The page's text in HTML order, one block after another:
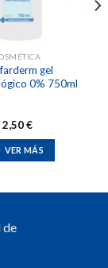
gel
0% 750ml
2,50€
VER MÁS
de